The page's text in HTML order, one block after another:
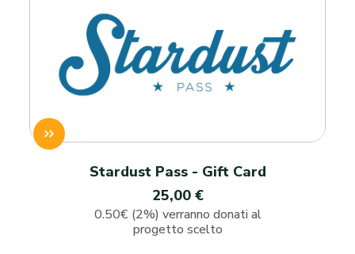
Stardust Pass - Gift Card
25,00 €
0.50€ (2%) verranno donati al
progetto scelto